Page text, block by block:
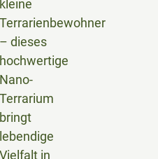
kleine
Terrarienbewohner
– dieses
hochwertige
Nano-
Terrarium
bringt
lebendige
Vielfalt in